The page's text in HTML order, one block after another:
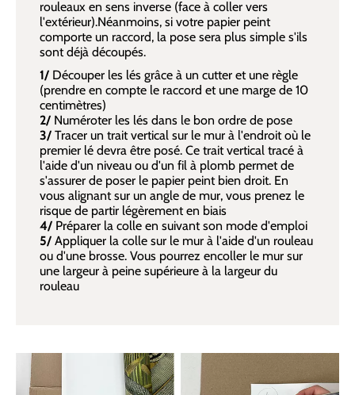
rouleaux en sens inverse (face à coller vers
l'extérieur).Néanmoins, si votre papier peint
comporte un raccord, la pose sera plus simple s'ils
sont déjà découpés.
1/ Découper les lés grâce à un cutter et une règle
(prendre en compte le raccord et une marge de 10
centimètres)
2/ Numéroter les lés dans le bon ordre de pose
3/ Tracer un trait vertical sur le mur à l'endroit où le
premier lé devra être posé. Ce trait vertical tracé à
l'aide d'un niveau ou d'un fil à plomb permet de
s'assurer de poser le papier peint bien droit. En
vous alignant sur un angle de mur, vous prenez le
risque de partir légèrement en biais
4/ Préparer la colle en suivant son mode d'emploi
5/ Appliquer la colle sur le mur à l'aide d'un rouleau
ou d'une brosse. Vous pourrez encoller le mur sur
une largeur à peine supérieure à la largeur du
rouleau